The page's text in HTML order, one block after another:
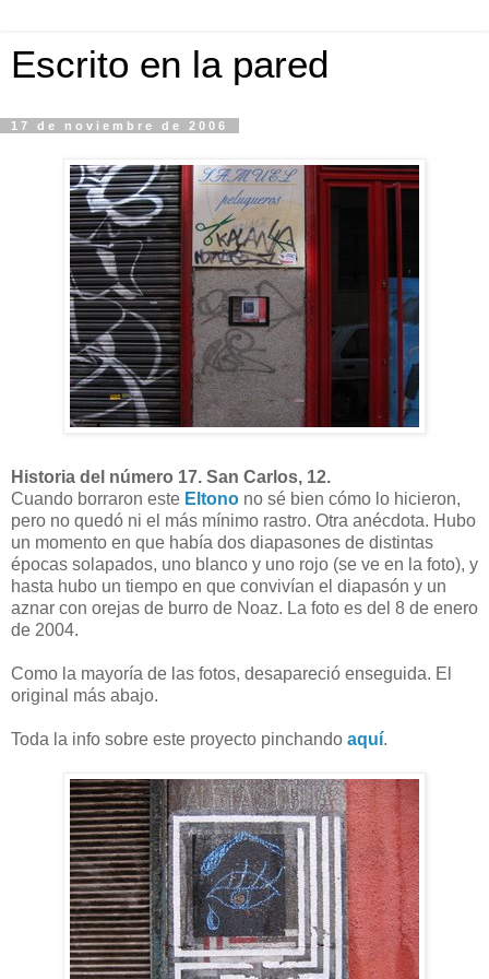
Escrito en la pared
17 de noviembre de 2006
Historia del número 17. San Carlos, 12.
Cuando borraron este Eltono no sé bien cómo lo hicieron,
pero no quedó ni el más mínimo rastro. Otra anécdota. Hubo
un momento en que había dos diapasones de distintas
épocas solapados, uno blanco y uno rojo (se ve en la foto), y
hasta hubo un tiempo en que convivían el diapasón y un
aznar con orejas de burro de Noaz. La foto es del 8 de enero
de 2004.
Como la mayoría de las fotos, desapareció enseguida. El
original más abajo.
Toda la info sobre este proyecto pinchando aquí.